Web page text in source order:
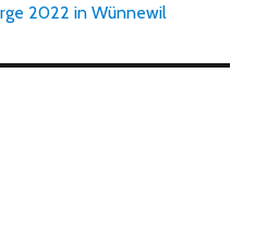
2022 in Wünnewil